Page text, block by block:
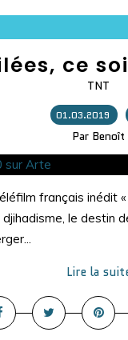
ce
TNT
01.03.2019
Par Benoît
français inédit
le destin
Lire la